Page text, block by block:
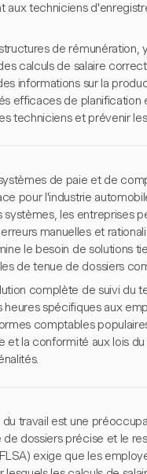
aux techniciens
de
calculs de salaire
informations sur la
efficaces de
techniciens et prévenir
de paie et de
pour l'industrie
les entreprises
manuelles et
le besoin de solutions
de tenue de dossiers
complète de suivi du
heures spécifiques aux
comptables
et la conformité aux lois
travail est une
dossiers précise et le
exige que les